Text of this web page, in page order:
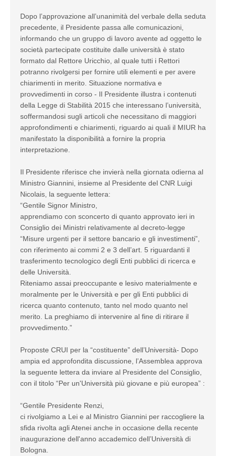
Dopo l’approvazione all’unanimità del verbale della seduta
precedente, il Presidente passa alle comunicazioni,
informando che un gruppo di lavoro avente ad oggetto le
società partecipate costituite dalle università è stato
formato dal Rettore Uricchio, al quale tutti i Rettori
potranno rivolgersi per fornire utili elementi e per avere
chiarimenti in merito. Situazione normativa e
provvedimenti in corso - Il Presidente illustra i contenuti
della Legge di Stabilità 2015 che interessano l’università,
soffermandosi sugli articoli che necessitano di maggiori
approfondimenti e chiarimenti, riguardo ai quali il MIUR ha
manifestato la disponibilità a fornire la propria
interpretazione.
Il Presidente riferisce che invierà nella giornata odierna al
Ministro Giannini, insieme al Presidente del CNR Luigi
Nicolais, la seguente lettera:
“Gentile Signor Ministro,
apprendiamo con sconcerto di quanto approvato ieri in
Consiglio dei Ministri relativamente al decreto-legge
“Misure urgenti per il settore bancario e gli investimenti”,
con riferimento ai commi 2 e 3 dell’art. 5 riguardanti il
trasferimento tecnologico degli Enti pubblici di ricerca e
delle Università.
Riteniamo assai preoccupante e lesivo materialmente e
moralmente per le Università e per gli Enti pubblici di
ricerca quanto contenuto, tanto nel modo quanto nel
merito. La preghiamo di intervenire al fine di ritirare il
provvedimento.”
Proposte CRUI per la “costituente” dell’Università- Dopo
ampia ed approfondita discussione, l’Assemblea approva
la seguente lettera da inviare al Presidente del Consiglio,
con il titolo “Per un'Università più giovane e più europea” :
“Gentile Presidente Renzi,
ci rivolgiamo a Lei e al Ministro Giannini per raccogliere la
sfida rivolta agli Atenei anche in occasione della recente
inaugurazione dell'anno accademico dell’Università di
Bologna.